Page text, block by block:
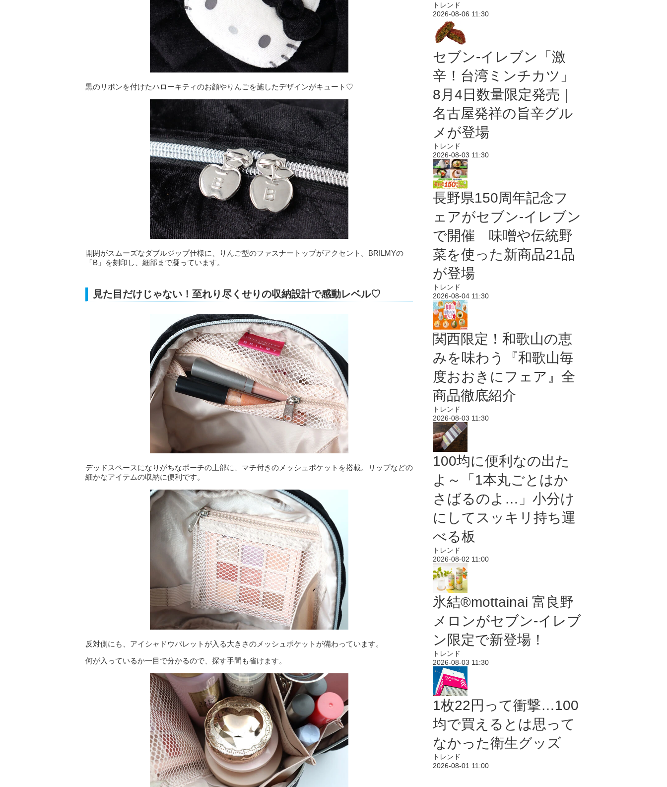
黒のリボンを付けたハローキティのお顔やりんごを施したデザインがキュート♡
開閉がスムーズなダブルジップ仕様に、りんご型のファスナートップがアクセント。BRILMYの
「B」を刻印し、細部まで凝っています。
見た目だけじゃない！至れり尽くせりの収納設計で感動レベル♡
デッドスペースになりがちなポーチの上部に、マチ付きのメッシュポケットを搭載。リップなどの
細かなアイテムの収納に便利です。
反対側にも、アイシャドウパレットが入る大きさのメッシュポケットが備わっています。
何が入っているか一目で分かるので、探す手間も省けます。
トレンド
2026-08-06 11:30
セブン-イレブン「激
辛！台湾ミンチカツ」
8月4日数量限定発売｜
名古屋発祥の旨辛グル
メが登場
トレンド
2026-08-03 11:30
長野県150周年記念フ
ェアがセブン-イレブン
で開催 味噌や伝統野
菜を使った新商品21品
が登場
トレンド
2026-08-04 11:30
関西限定！和歌山の恵
みを味わう『和歌山毎
度おおきにフェア』全
商品徹底紹介
トレンド
2026-08-03 11:30
100均に便利なの出た
よ～「1本丸ごとはか
さばるのよ…」小分け
にしてスッキリ持ち運
べる板
トレンド
2026-08-02 11:00
氷結®mottainai 富良野
メロンがセブン‐イレブ
ン限定で新登場！
トレンド
2026-08-03 11:30
1枚22円って衝撃…100
均で買えるとは思って
なかった衛生グッズ
トレンド
2026-08-01 11:00